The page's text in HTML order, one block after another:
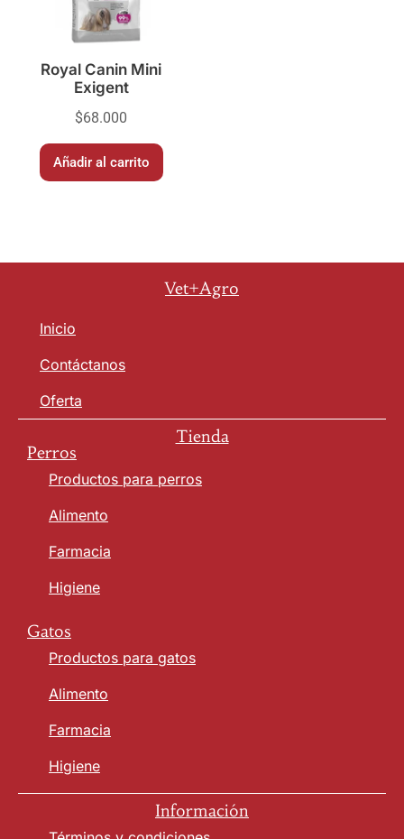
Royal Canin Mini
Exigent
$68.000
Añadir al carrito
Vet+Agro
Inicio
Contáctanos
Oferta
Tienda
Perros
Productos para perros
Alimento
Farmacia
Higiene
Gatos
Productos para gatos
Alimento
Farmacia
Higiene
Información